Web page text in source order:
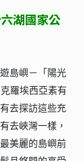
湖國家公
島嶼－「陽光
羅埃西亞素有
去探訪這些充
去峽灣一樣，
美麗的島嶼前